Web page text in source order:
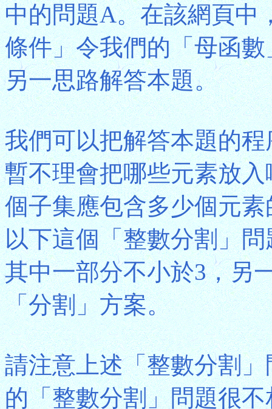
中的問題A。在該網頁中
條件」令我們的「母函
另一思路解答本題。
我們可以把解答本題的
暫不理會把哪些元素放
個子集應包含多少個元
以下這個「整數分割」
其中一部分不小於3，另
「分割」方案。
請注意上述「整數分割
的「整數分割」問題很